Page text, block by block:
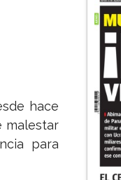
hace
malestar
para